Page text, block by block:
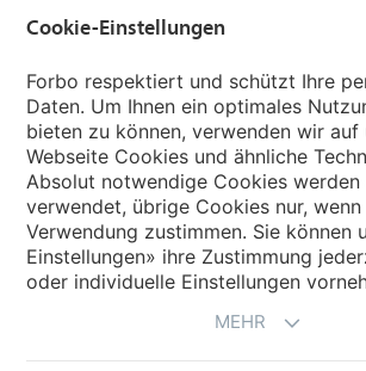
FLT U30 MT/NP-NA-HACCP BL FDA
Artikelnummer: 640016
Lebensmittel
Der neue Typ FLT U30 MT/NP-NA-HACCP
Produktgruppe der Siegling Fullsan Bänder
unverstärkten Fullsan Version FLT. Die
Pyramidenstruktur erleichtert die
matte Laufseite ist besonders leicht zu
Cookie-Einstellungen
Forbo respektiert und schützt Ihre
Daten. Um Ihnen ein optimales
bieten zu können, verwenden wir auf
Webseite Cookies und ähnliche
Absolut notwendige Cookies werden
verwendet, übrige Cookies nur, wenn
Verwendung zustimmen. Sie können
Einstellungen» ihre Zustimmung
oder individuelle Einstellungen
MEHR